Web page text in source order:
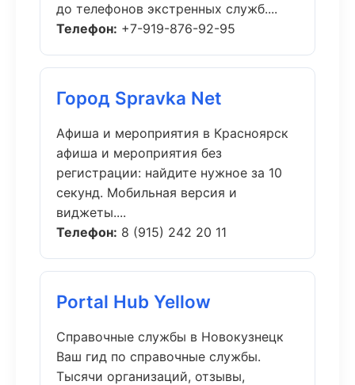
до телефонов экстренных служб....
Телефон: +7-919-876-92-95
Город Spravka Net
Афиша и мероприятия в Красноярск
афиша и мероприятия без
регистрации: найдите нужное за 10
секунд. Мобильная версия и
виджеты....
Телефон: 8 (915) 242 20 11
Portal Hub Yellow
Справочные службы в Новокузнецк
Ваш гид по справочные службы.
Тысячи организаций, отзывы,